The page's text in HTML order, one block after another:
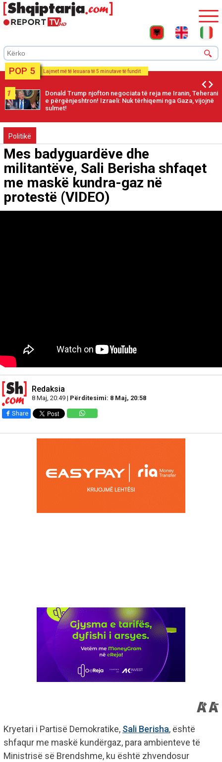
POP 5 Lajmet më të lexuara të 5 minutave të fundit
të reja me Iranin, Teherani
Nuk tërhiqemi nga Gaza, vijojnë
2 Arbenita Ismajli ndan
Politikë
Mes badyguardëve dhe
militantëve, Sali Berisha shfaqet
me maskë kundra-gaz në
protestë (VIDEO)
Redaksia
8 Maj, 20:49 | Përditesimi: 8 Maj, 20:58
Share
Kryetari i Partisë Demokratike, Sali Berisha, është
shfaqur me maskë kundërgaz, para ambienteve të
Ministrisë së Brendshme, ku është zhvendosur